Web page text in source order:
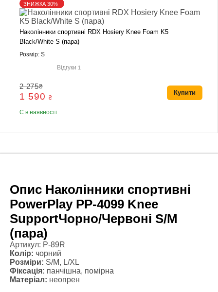
Наколінники спортивні RDX Hosiery Knee Foam K5
Black/White S (пара)
Розмір: S
Відгуки 1
2 275₴
1 590 ₴
Є в наявності
Купити
ЗНИЖКА 30%
Опис Наколінники спортивні
PowerPlay PP-4099 Knee
SupportЧорно/Червоні S/M
(пара)
Артикул: P-89R
Колір: чорний
Розміри: S/M, L/XL
Фіксація: панчішна, помірна
Матеріал: неопрен